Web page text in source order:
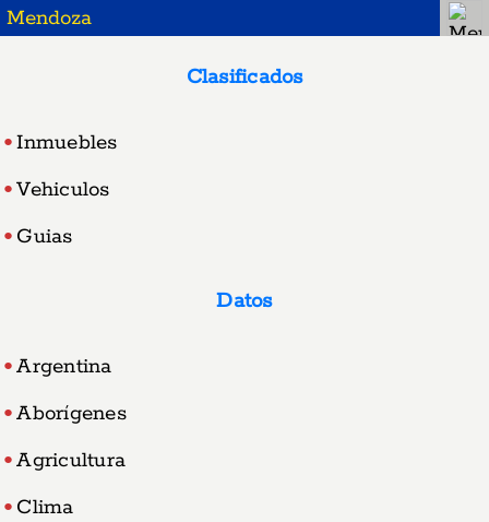
Mendoza
Clasificados
Inmuebles
Vehiculos
Guias
Datos
Argentina
Aborígenes
Agricultura
Clima